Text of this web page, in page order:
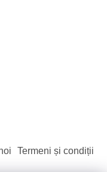
Termeni și condiții